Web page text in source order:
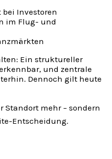
Investoren
im Flug- und
Ein struktureller
und zentrale
Dennoch gilt heute
mehr – sondern
Entscheidung.